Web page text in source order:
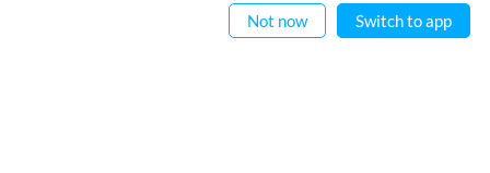
رابطہ کیجیے
Not now Switch to app